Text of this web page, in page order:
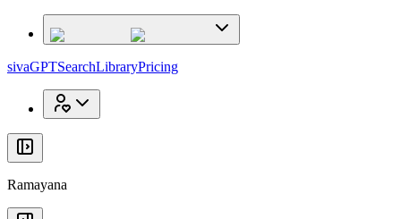
sivaGPTSearchLibraryPricing
Ramayana